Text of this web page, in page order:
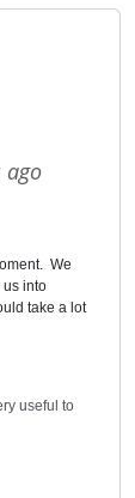
ago
We
us into
take a lot
useful to